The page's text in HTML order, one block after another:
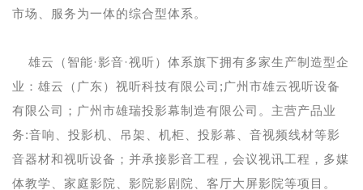
市场、服务为一体的综合型体系。
雄云（智能·影音·视听）体系旗下拥有多家生产制造型企
业：雄云（广东）视听科技有限公司;广州市雄云视听设备
有限公司；广州市雄瑞投影幕制造有限公司。主营产品业
务:音响、投影机、吊架、机柜、投影幕、音视频线材等影
音器材和视听设备；并承接影音工程，会议视讯工程，多媒
体教学、家庭影院、影院影剧院、客厅大屏影院等项目。